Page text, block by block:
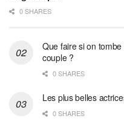
0 SHARES
Que faire si on
couple ?
0 SHARES
Les plus belles
0 SHARES